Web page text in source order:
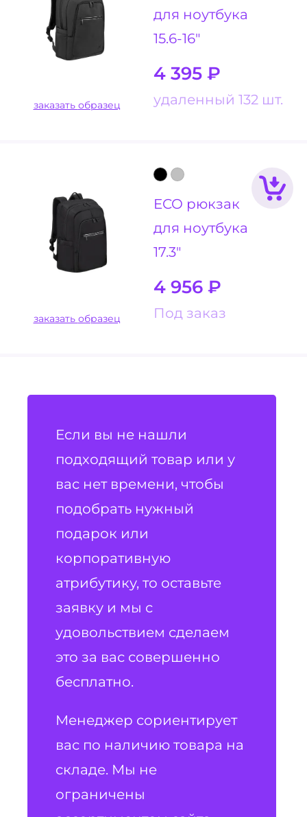
для ноутбука
15.6-16"
4 395 ₽
удаленный 132 шт.
заказать образец
ECO рюкзак
для ноутбука
17.3"
4 956 ₽
Под заказ
заказать образец
Если вы не нашли
подходящий товар или у
вас нет времени, чтобы
подобрать нужный
подарок или
корпоративную
атрибутику, то оставьте
заявку и мы с
удовольствием сделаем
это за вас совершенно
бесплатно.
Менеджер сориентирует
вас по наличию товара на
складе. Мы не
ограничены